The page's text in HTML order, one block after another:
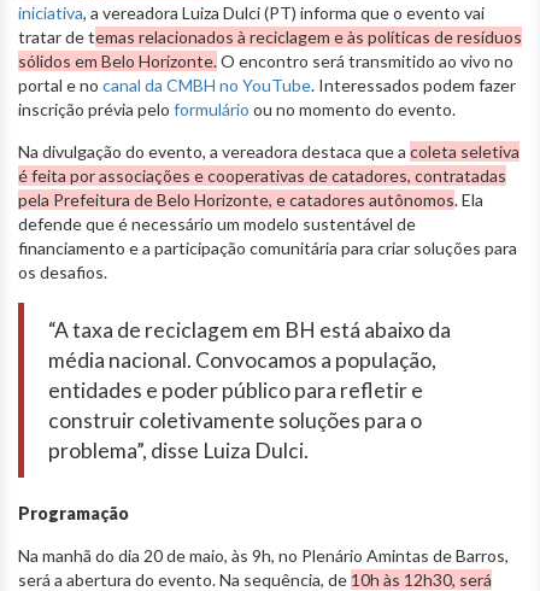
iniciativa, a vereadora Luiza Dulci (PT) informa que o evento vai
tratar de temas relacionados à reciclagem e às políticas de resíduos
sólidos em Belo Horizonte.O encontro será transmitido ao vivo no
portal e no canal da CMBH no YouTube. Interessados podem fazer
inscrição prévia pelo formulário ou no momento do evento.
Na divulgação do evento, a vereadora destaca que a coleta seletiva
é feita por associações e cooperativas de catadores, contratadas
pela Prefeitura de Belo Horizonte, e catadores autônomos. Ela
defende que é necessário um modelo sustentável de
financiamento e a participação comunitária para criar soluções para
os desafios.
“A taxa de reciclagem em BH está abaixo da
média nacional. Convocamos a população,
entidades e poder público para refletir e
construir coletivamente soluções para o
problema”, disse Luiza Dulci.
Programação
Na manhã do dia 20 de maio, às 9h, no Plenário Amintas de Barros,
será a abertura do evento. Na sequência, de 10h às 12h30, será